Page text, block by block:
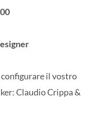
il vostro
Claudio Crippa &